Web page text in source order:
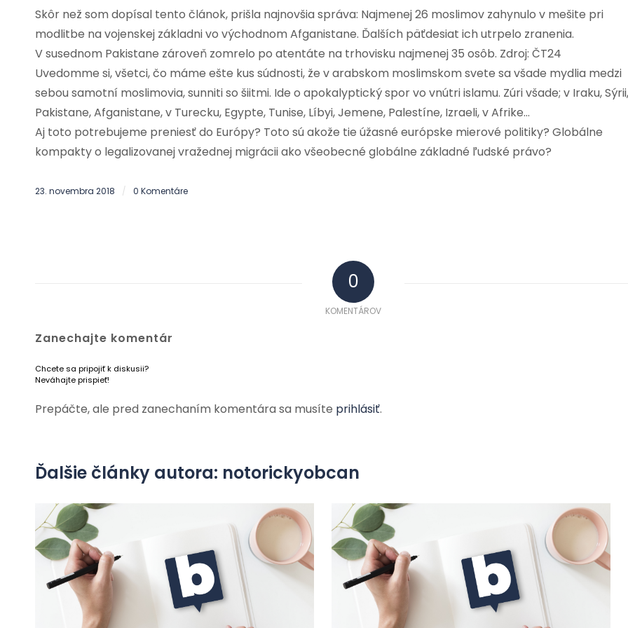
Skôr než som dopísal tento článok, prišla najnovšia správa: Najmenej 26 moslimov zahynulo v mešite pri
modlitbe na vojenskej základni vo východnom Afganistane. Ďalších päťdesiat ich utrpelo zranenia.
V susednom Pakistane zároveň zomrelo po atentáte na trhovisku najmenej 35 osôb. Zdroj: ČT24
Uvedomme si, všetci, čo máme ešte kus súdnosti, že v arabskom moslimskom svete sa všade mydlia medzi
sebou samotní moslimovia, sunniti so šiitmi. Ide o apokalyptický spor vo vnútri islamu. Zúri všade; v Iraku, Sýrii,
Pakistane, Afganistane, v Turecku, Egypte, Tunise, Líbyi, Jemene, Palestíne, Izraeli, v Afrike…
Aj toto potrebujeme preniesť do Európy? Toto sú akože tie úžasné európske mierové politiky? Globálne
kompakty o legalizovanej vražednej migrácii ako všeobecné globálne základné ľudské právo?
23. novembra 2018 / 0 Komentáre
0
KOMENTÁROV
Zanechajte komentár
Chcete sa pripojiť k diskusii?
Neváhajte prispieť!
Prepáčte, ale pred zanechaním komentára sa musíte prihlásiť.
Ďalšie články autora: notorickyobcan